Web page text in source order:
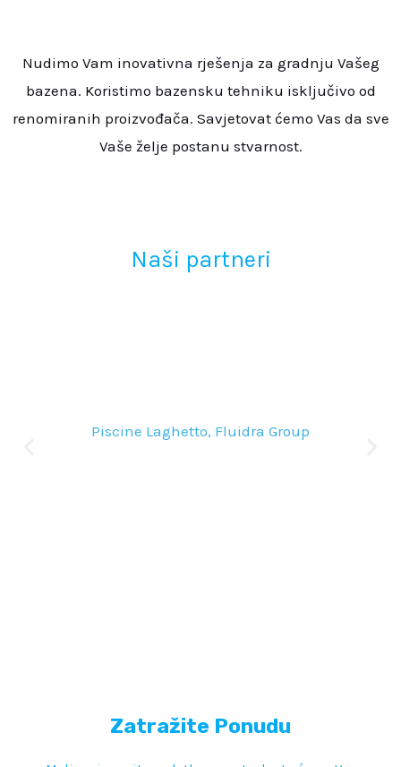
Nudimo Vam inovativna rješenja za gradnju Vašeg
bazena. Koristimo bazensku tehniku isključivo od
renomiranih proizvođača. Savjetovat ćemo Vas da sve
Vaše želje postanu stvarnost.
Naši partneri
Piscine Laghetto, Fluidra Group
Zatražite Ponudu